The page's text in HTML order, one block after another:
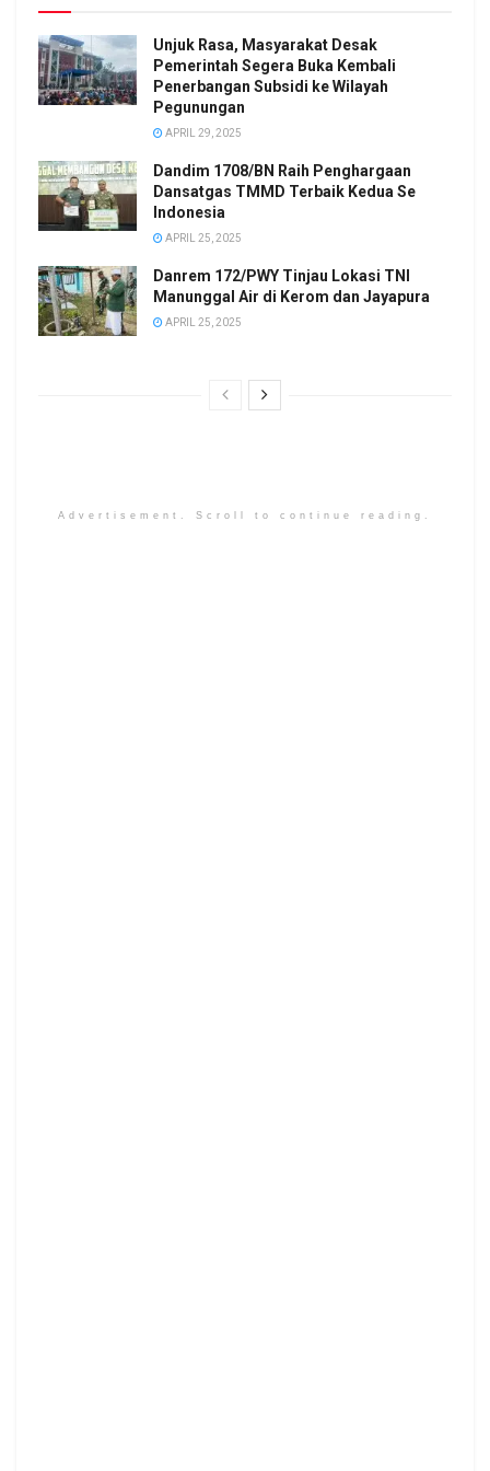
Unjuk Rasa, Masyarakat Desak
Pemerintah Segera Buka Kembali
Penerbangan Subsidi ke Wilayah
Pegunungan
APRIL 29, 2025
Dandim 1708/BN Raih Penghargaan
Dansatgas TMMD Terbaik Kedua Se
Indonesia
APRIL 25, 2025
Danrem 172/PWY Tinjau Lokasi TNI
Manunggal Air di Kerom dan Jayapura
APRIL 25, 2025
Advertisement. Scroll to continue reading.